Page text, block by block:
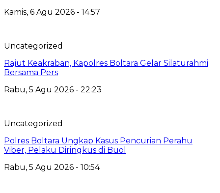
Kamis, 6 Agu 2026 - 14:57
Uncategorized
Rajut Keakraban, Kapolres Boltara Gelar Silaturahmi
Bersama Pers
Rabu, 5 Agu 2026 - 22:23
Uncategorized
Polres Boltara Ungkap Kasus Pencurian Perahu
Viber, Pelaku Diringkus di Buol
Rabu, 5 Agu 2026 - 10:54